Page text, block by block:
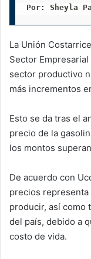
Por: Sheyla
La Unión
Sector
sector productivo
más incrementos
Esto se da tras el
precio de la
los montos
De acuerdo con
precios
producir, así como
del país, debido a
costo de vida.